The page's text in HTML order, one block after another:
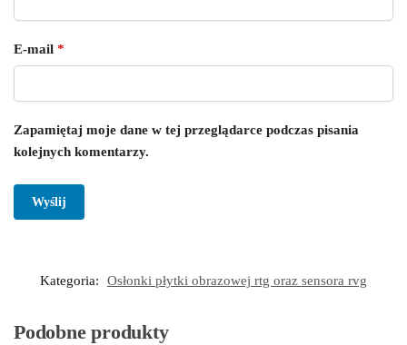
E-mail *
Zapamiętaj moje dane w tej przeglądarce podczas pisania
kolejnych komentarzy.
Kategoria: Osłonki płytki obrazowej rtg oraz sensora rvg
Podobne produkty